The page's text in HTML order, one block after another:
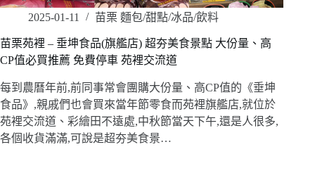
2025-01-11 苗栗 麵包/甜點/冰品/飲料
苗栗苑裡 – 垂坤食品(旗艦店) 超夯美食景點 大份量、高
CP值必買推薦 免費停車 苑裡交流道
每到農曆年前,前同事常會團購大份量、高CP值的《垂坤
食品》,親戚們也會買來當年節零食而苑裡旗艦店,就位於
苑裡交流道、彩繪田不遠處,中秋節當天下午,還是人很多,
各個收貨滿滿,可說是超夯美食景…